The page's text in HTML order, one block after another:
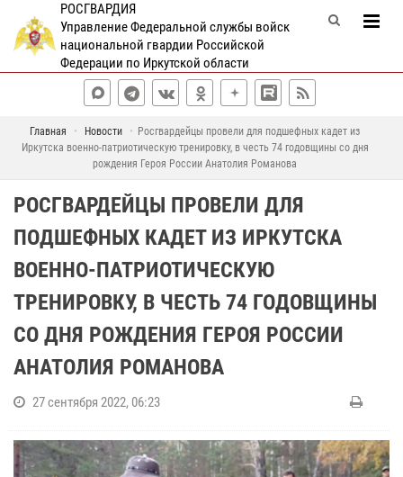
РОСГВАРДИЯ
Управление Федеральной службы войск
национальной гвардии Российской
Федерации по Иркутской области
Главная Новости
Росгвардейцы провели для подшефных кадет из
Иркутска военно-патриотическую тренировку, в честь 74 годовщины со дня
рождения Героя России Анатолия Романова
РОСГВАРДЕЙЦЫ ПРОВЕЛИ ДЛЯ
ПОДШЕФНЫХ КАДЕТ ИЗ ИРКУТСКА
ВОЕННО-ПАТРИОТИЧЕСКУЮ
ТРЕНИРОВКУ, В ЧЕСТЬ 74 ГОДОВЩИНЫ
СО ДНЯ РОЖДЕНИЯ ГЕРОЯ РОССИИ
АНАТОЛИЯ РОМАНОВА
27 сентября 2022, 06:23